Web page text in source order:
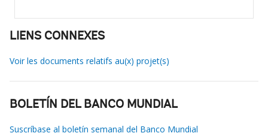
LIENS CONNEXES
Voir les documents relatifs au(x) projet(s)
BOLETÍN DEL BANCO MUNDIAL
Suscríbase al boletín semanal del Banco Mundial